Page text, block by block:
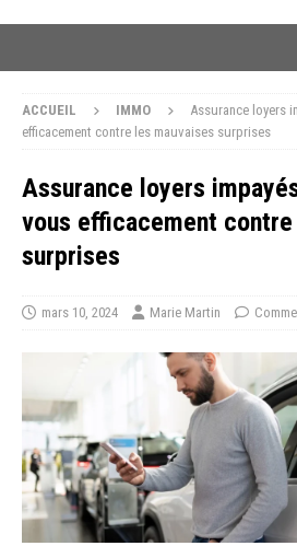
ACCUEIL IMMO
Assurance loyers
efficacement contre les mauvaises surprises
Assurance loyers
vous efficacement
surprises
mars 10, 2024 Marie Martin